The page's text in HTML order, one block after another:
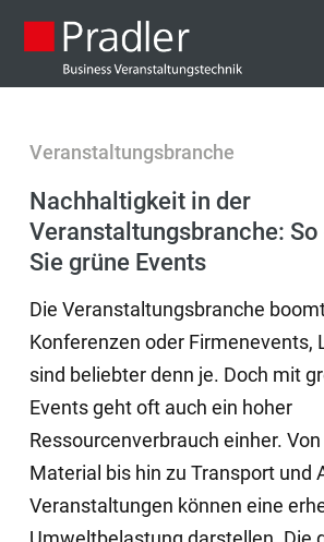
Veranstaltungsbranche
Nachhaltigkeit in der
Veranstaltungsbranche:
Sie grüne Events
Die Veranstaltungsbranche
Konferenzen oder Firmenevents,
sind beliebter denn je. Doch mit
Events geht oft auch ein hoher
Ressourcenverbrauch einher.
Material bis hin zu Transport und
Veranstaltungen können eine